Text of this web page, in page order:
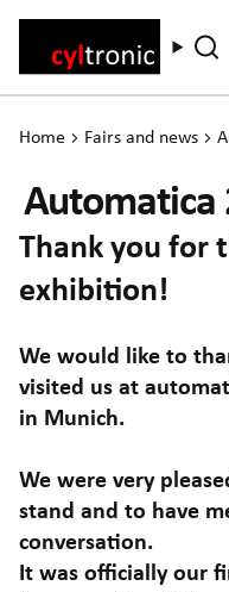
Home Fairs and news
Automatica
Thank you for
exhibition!
We would like to
visited us at
in Munich.
We were very
stand and to have
conversation.
It was officially our